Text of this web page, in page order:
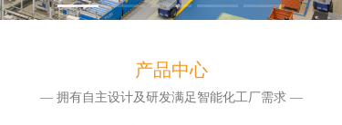
o
产品中心
— 拥有自主设计及研发满足智能化工厂需求 —